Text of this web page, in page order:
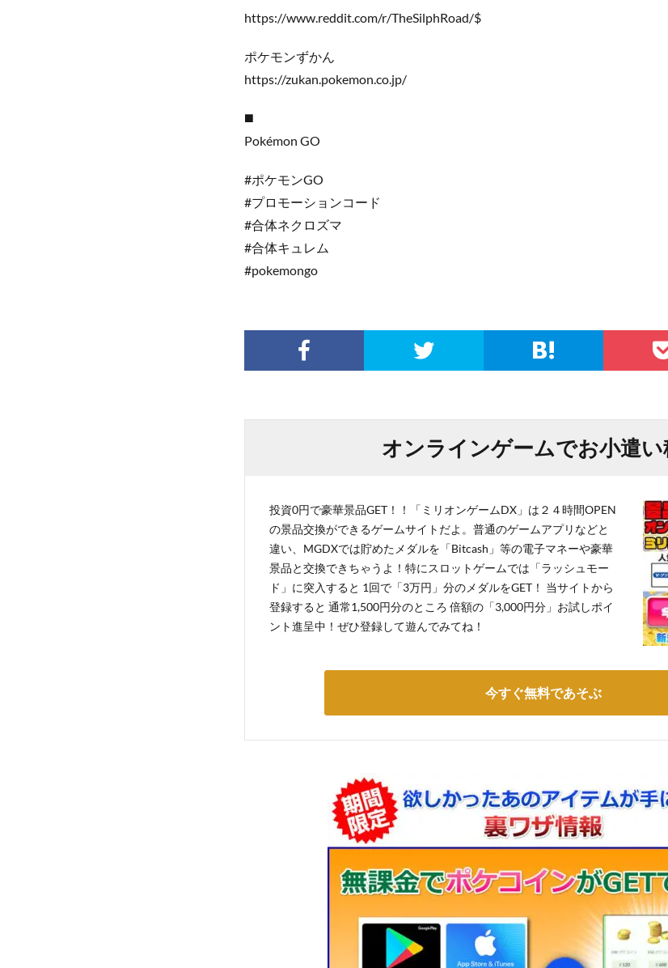
https://www.reddit.com/r/TheSilphRoad/$
ポケモンずかん
https://zukan.pokemon.co.jp/
◼️
Pokémon GO
#ポケモンGO
#プロモーションコード
#合体ネクロズマ
#合体キュレム
#pokemongo
オンラインゲームでお小遣い
投資0円で豪華景品GET！！「ミリオンゲームDX」は２４時間OPEN
の景品交換ができるゲームサイトだよ。普通のゲームアプリなどと
違い、MGDXでは貯めたメダルを「Bitcash」等の電子マネーや豪華
景品と交換できちゃうよ！特にスロットゲームでは「ラッシュモー
ド」に突入すると 1回で「3万円」分のメダルをGET！ 当サイトから
登録すると 通常1,500円分のところ 倍額の「3,000円分」お試しポイ
ント進呈中！ぜひ登録して遊んでみてね！
今すぐ無料であそぶ